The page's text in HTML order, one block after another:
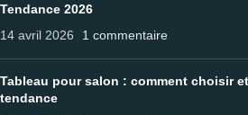
Tendance 2026
14 avril 2026
1 commentaire
Tableau pour salon : comment choisir
tendance